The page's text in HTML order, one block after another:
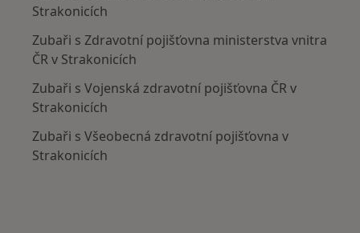
Strakonicích
Zubaři s Zdravotní pojišťovna ministerstva vnitra
ČR v Strakonicích
Zubaři s Vojenská zdravotní pojišťovna ČR v
Strakonicích
Zubaři s Všeobecná zdravotní pojišťovna v
Strakonicích